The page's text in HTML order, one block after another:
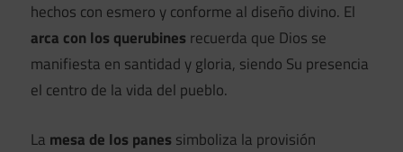
hechos con esmero y conforme al diseño divino. El
arca con los querubines recuerda que Dios se
manifiesta en santidad y gloria, siendo Su presencia
el centro de la vida del pueblo.
La mesa de los panes simboliza la provisión